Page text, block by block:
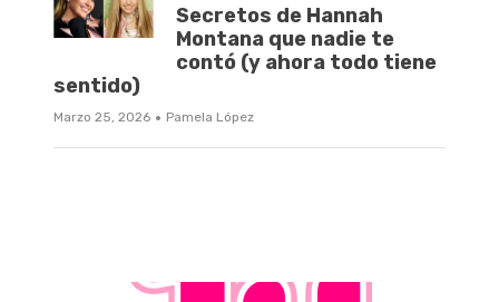
Secretos de Hannah
Montana que nadie te
contó (y ahora todo tiene
sentido)
Marzo 25, 2026 · Pamela López